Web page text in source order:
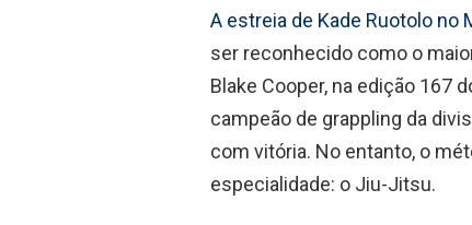
A estreia de Kade Ruotolo
ser reconhecido como o
Blake Cooper, na edição 167
campeão de grappling da
com vitória. No entanto, o
especialidade: o Jiu-Jitsu.